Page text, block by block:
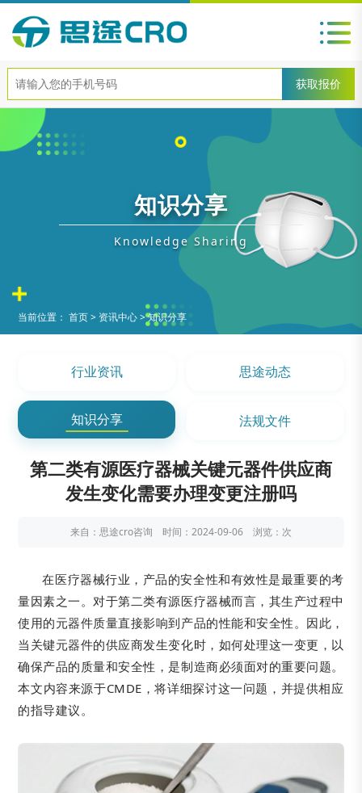
知识分享
Knowledge Sharing
当前位置：首页> 资讯中心>知识分享
行业资讯 思途动态
知识分享 法规文件
第二类有源医疗器械关键元器件供应商
发生变化需要办理变更注册吗
来自：思途cro咨询 时间：2024-09-06 浏览： 次
在医疗器械行业，产品的安全性和有效性是最重要的考
量因素之一。对于第二类有源医疗器械而言，其生产过程中
使用的元器件质量直接影响到产品的性能和安全性。因此，
当关键元器件的供应商发生变化时，如何处理这一变更，以
确保产品的质量和安全性，是制造商必须面对的重要问题。
本文内容来源于CMDE，将详细探讨这一问题，并提供相应
的指导建议。